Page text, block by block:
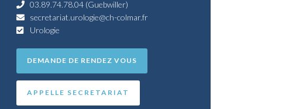
03.89.74.78.04 (Guebwiller)
secretariat.urologie@ch-colmar.fr
Urologie
DEMANDE DE RENDEZ VOUS
APPELLE SECRETARIAT